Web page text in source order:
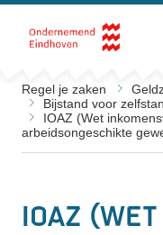
Direct naar de inhoud
Regel je zaken
Bijstand voor
IOAZ (Wet
arbeidsongeschikte
IOAZ (Wet